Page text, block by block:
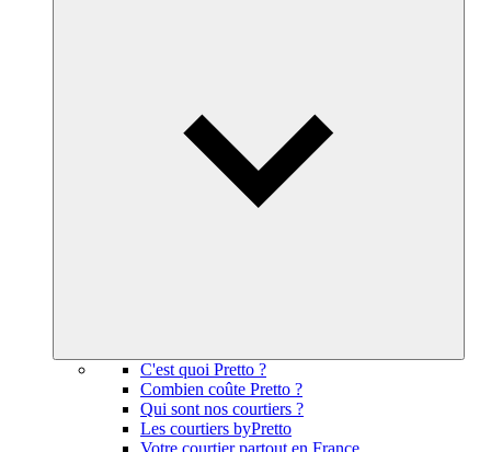
C'est quoi Pretto ?
Combien coûte Pretto ?
Qui sont nos courtiers ?
Les courtiers byPretto
Votre courtier partout en France